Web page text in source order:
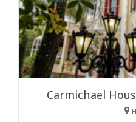
Carmichael